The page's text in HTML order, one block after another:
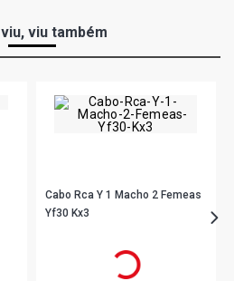
viu também
Cabo Rca Y 1 Macho 2 Femeas
Yf30 Kx3
em até 1x de